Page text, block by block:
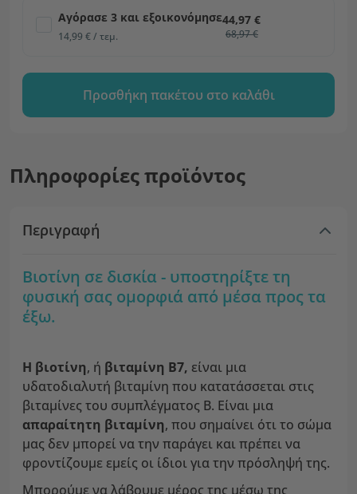
Αγόρασε 3 και εξοικονόμησε
14,99 € / τεμ.
44,97 €
68,97 €
Προσθήκη πακέτου στο καλάθι
Πληροφορίες προϊόντος
Περιγραφή
Βιοτίνη σε δισκία - υποστηρίξτε τη
φυσική σας ομορφιά από μέσα προς τα
έξω.
Η βιοτίνη, ή βιταμίνη Β7, είναι μια
υδατοδιαλυτή βιταμίνη που κατατάσσεται στις
βιταμίνες του συμπλέγματος Β. Είναι μια
απαραίτητη βιταμίνη, που σημαίνει ότι το σώμα
μας δεν μπορεί να την παράγει και πρέπει να
φροντίζουμε εμείς οι ίδιοι για την πρόσληψή της.
Μπορούμε να λάβουμε μέρος της μέσω της